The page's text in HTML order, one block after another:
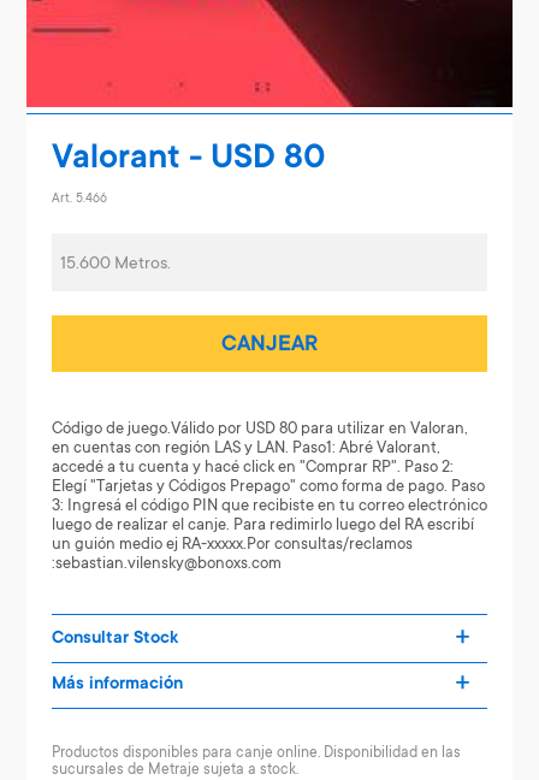
Valorant - USD 80
Art. 5.466
15.600 Metros.
CANJEAR
Código de juego.Válido por USD 80 para utilizar en Valoran,
en cuentas con región LAS y LAN. Paso1: Abré Valorant,
accedé a tu cuenta y hacé click en "Comprar RP". Paso 2:
Elegí "Tarjetas y Códigos Prepago" como forma de pago. Paso
3: Ingresá el código PIN que recibiste en tu correo electrónico
luego de realizar el canje. Para redimirlo luego del RA escribí
un guión medio ej RA-xxxxx.Por consultas/reclamos
:sebastian.vilensky@bonoxs.com
Consultar Stock
Más información
Productos disponibles para canje online. Disponibilidad en las
sucursales de Metraje sujeta a stock.